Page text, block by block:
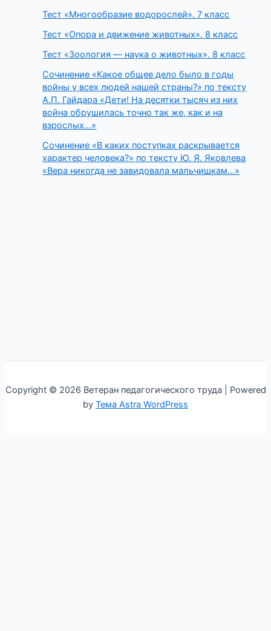
Тест «Многообразие водорослей». 7 класс
Тест «Опора и движение животных». 8 класс
Тест «Зоология — наука о животных». 8 класс
Сочинение «Какое общее дело было в годы
войны у всех людей нашей страны?» по тексту
А.П. Гайдара «Дети! На десятки тысяч из них
война обрушилась точно так же, как и на
взрослых…»
Сочинение «В каких поступках раскрывается
характер человека?» по тексту Ю. Я. Яковлева
«Вера никогда не завидовала мальчишкам…»
Copyright © 2026 Ветеран педагогического труда | Powered
by Тема Astra WordPress